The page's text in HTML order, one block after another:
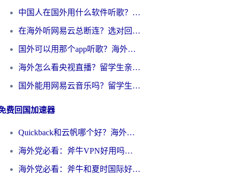
中国人在国外用什么软件听歌？别再被地域限制卡脖子，这篇教你轻松解锁国内音乐库
在海外听网易云总断连？选对回国加速器，告别地区限制和卡顿
国外可以用那个app听歌？海外党亲测有效的回国加速方案，轻松听国内音乐听书
海外怎么看央视直播？留学生亲测：3步解决版权限制+追剧自由
国外能用网易云音乐吗？留学生亲测：3步解决海外听歌难题
费回国加速器
Quickback和云帆哪个好？海外党2026亲测指南：选对加速器大陆工具，无缝刷国内剧玩国服
海外党必看：斧牛VPN好用吗？和GoLinkVPN对比哪个回国效果更好？
海外党必看：斧牛和夏时国际好用吗？3步选对回国加速器，无缝刷国内资源